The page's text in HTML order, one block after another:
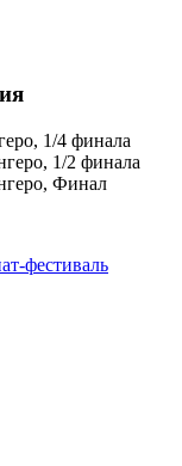
1/4 финала
1/2 финала
Финал
фестиваль